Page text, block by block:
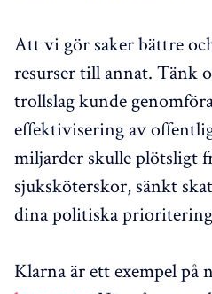
Att vi gör saker bättre
resurser till annat. Tänk
trollslag kunde
effektivisering av
miljarder skulle plötsligt
sjuksköterskor, sänkt
dina politiska
Klarna är ett exempel på